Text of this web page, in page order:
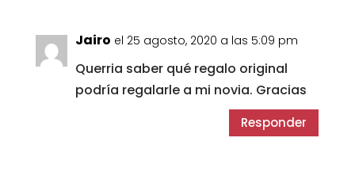
Jairo el 25 agosto, 2020 a las 5:09 pm
Querria saber qué regalo original
podría regalarle a mi novia. Gracias
Responder